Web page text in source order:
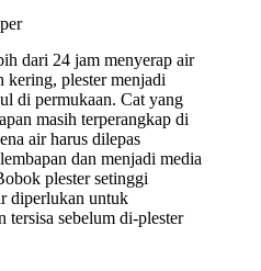
dari 24 jam menyerap air
kering, plester menjadi
di permukaan. Cat yang
masih terperangkap di
air harus dilepas
dan menjadi media
plester setinggi
diperlukan untuk
tersisa sebelum di-plester